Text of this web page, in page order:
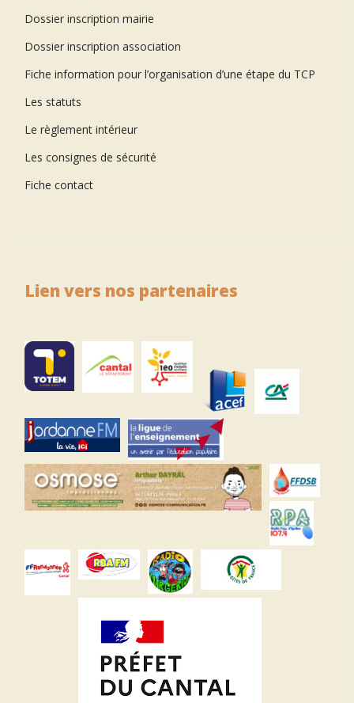
Dossier inscription mairie
Dossier inscription association
Fiche information pour l’organisation d’une étape du TCP
Les statuts
Le règlement intérieur
Les consignes de sécurité
Fiche contact
Lien vers nos partenaires